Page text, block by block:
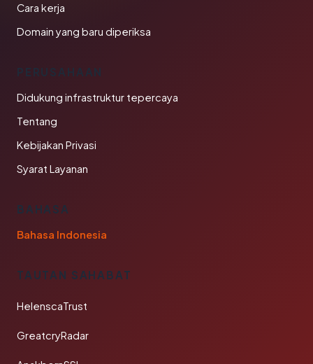
Cara kerja
Domain yang baru diperiksa
PERUSAHAAN
Didukung infrastruktur tepercaya
Tentang
Kebijakan Privasi
Syarat Layanan
BAHASA
Bahasa Indonesia
TAUTAN SAHABAT
HelenscaTrust
GreatcryRadar